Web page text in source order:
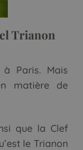
Trianon
Paris. Mais
matière de
que la Clef
le Trianon